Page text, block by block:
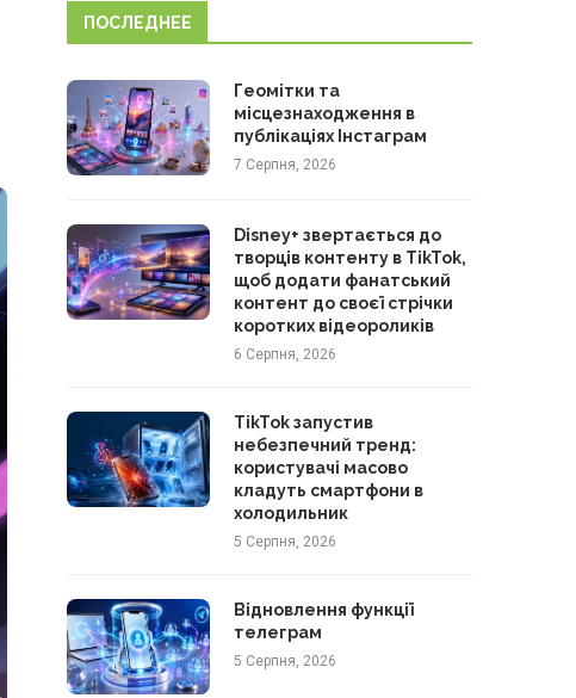
ПОСЛЕДНЕЕ
Геомітки та
місцезнаходження в
публікаціях Інстаграм
7 Серпня, 2026
Disney+ звертається до
творців контенту в TikTok,
щоб додати фанатський
контент до своєї стрічки
коротких відеороликів
6 Серпня, 2026
TikTok запустив
небезпечний тренд:
користувачі масово
кладуть смартфони в
холодильник
5 Серпня, 2026
Відновлення функції
телеграм
5 Серпня, 2026